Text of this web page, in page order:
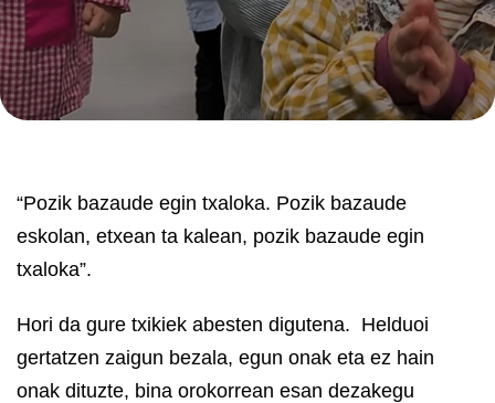
“Pozik bazaude egin txaloka. Pozik bazaude
eskolan, etxean ta kalean, pozik bazaude egin
txaloka”.
Hori da gure txikiek abesten digutena. Helduoi
gertatzen zaigun bezala, egun onak eta ez hain
onak dituzte, bina orokorrean esan dezakegu